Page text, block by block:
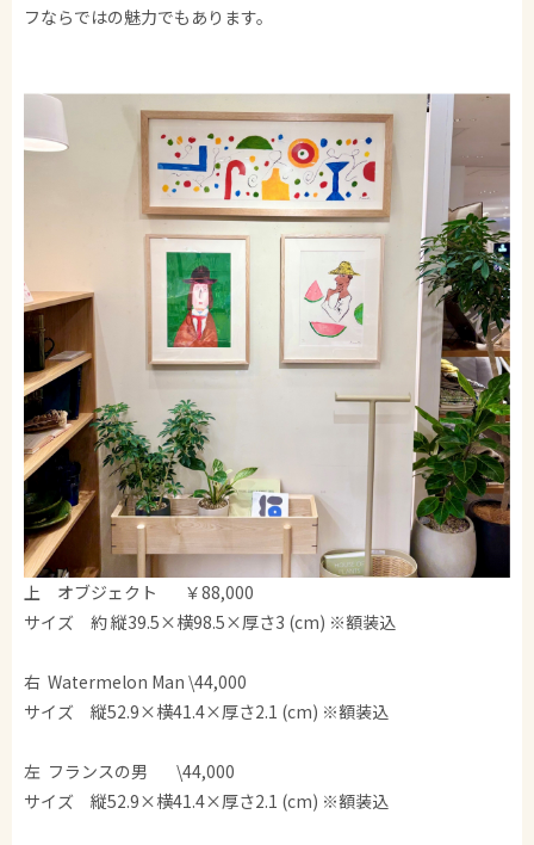
フならではの魅力でもあります。
上 オブジェクト ￥88,000
サイズ 約 縦39.5×横98.5×厚さ3 (cm) ※額装込
右 Watermelon Man \44,000
サイズ 縦52.9×横41.4×厚さ2.1 (cm) ※額装込
左 フランスの男 \44,000
サイズ 縦52.9×横41.4×厚さ2.1 (cm) ※額装込